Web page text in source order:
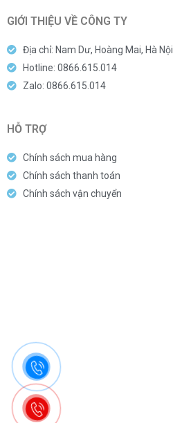
GIỚI THIỆU VỀ CÔNG TY
Địa chỉ: Nam Dư, Hoàng Mai, Hà Nội
Hotline: 0866.615.014
Zalo: 0866.615.014
HỖ TRỢ
Chính sách mua hàng
Chính sách thanh toán
Chính sách vận chuyển